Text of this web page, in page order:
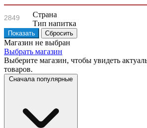
Страна
Тип напитка
Магазин не выбран
Выбрать магазин
Выберите магазин, чтобы увидеть
товаров.
Сначала популярные